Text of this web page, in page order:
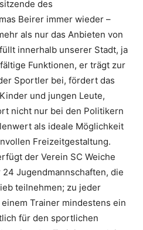
des
Beirer immer wieder –
als nur das Anbieten von
innerhalb unserer Stadt, ja
Funktionen, er trägt zur
Sportler bei, fördert das
und jungen Leute,
nicht nur bei den Politikern
als ideale Möglichkeit
Freizeitgestaltung.
der Verein SC Weiche
Jugendmannschaften, die
teilnehmen; zu jeder
Trainer mindestens ein
für den sportlichen